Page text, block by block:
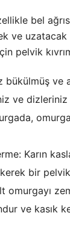
bel
ve
pelvik
bükülmüş ve
ve
Karın
bir
omurgayı
ve kasık